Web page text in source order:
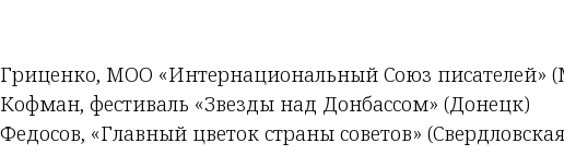
МОО «Интернациональный Союз писателей»
фестиваль «Звезды над Донбассом» (Донецк)
«Главный цветок страны советов»